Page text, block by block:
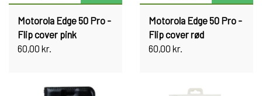
Motorola Edge 50 Pro -
Flip cover pink
60,00 kr.
Motorola Edge 50 Pro -
Flip cover rød
60,00 kr.